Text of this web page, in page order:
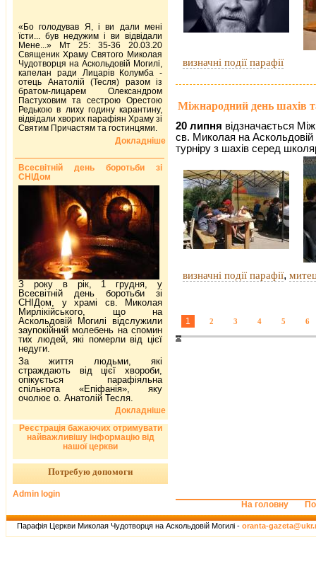
визначні події парафії
Міжнародний день шахів
20 липня відзначається
св. Миколая на Аскольдовій
турніру з шахів серед
визначні події парафії,
1 2 3 4 5 6
«Бо голодував Я, і ви дали мені
їсти... був недужим і ви відвідали
Мене...» Мт 25: 35-36 20.03.20
Священик Храму Святого Миколая
Чудотворця на Аскольдовій Могилі,
капелан ради Лицарів Колумба -
отець Анатолій (Тесля) разом із
братом-лицарем Олександром
Пастуховим та сестрою Орестою
Редькою в лиху годину карантину,
відвідали хворих парафіян Храму зі
Святим Причастям та гостинцями.
Докладніше
Всесвітній день боротьби зі
СНІДом
З року в рік, 1 грудня, у
Всесвітній день боротьби зі
СНІДом, у храмі св. Миколая
Мирлікійського, що на
Аскольдовій Могилі відслужили
заупокійний молебень на спомин
тих людей, які померли від цієї
недуги.
За життя людьми, які
страждають від цієї хвороби,
опікується парафіяльна
спільнота «Епіфанія», яку
очолює о. Анатолій Тесля.
Докладніше
Реєстрація бажаючих отримувати
найважливішу інформацію від
нашої церкви
Потребую допомоги
Admin login
На головну
Парафія Церкви Миколая Чудотворця на Аскольдовій Могилі - oranta-